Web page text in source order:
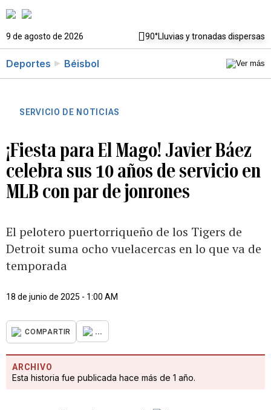
9 de agosto de 2026 90°Lluvias y tronadas dispersas
Deportes Béisbol
SERVICIO DE NOTICIAS
¡Fiesta para El Mago! Javier Báez
celebra sus 10 años de servicio en
MLB con par de jonrones
El pelotero puertorriqueño de los Tigers de
Detroit suma ocho vuelacercas en lo que va de
temporada
18 de junio de 2025 - 1:00 AM
COMPARTIR ...
ARCHIVO
Esta historia fue publicada hace más de 1 año.